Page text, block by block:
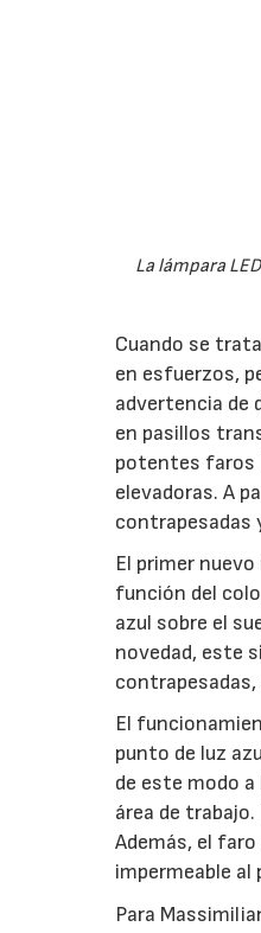
La lámpara
Cuando se
en esfuerzos,
advertencia de
en pasillos
potentes faros
elevadoras. A
contrapesadas
El primer
función del
azul sobre el
novedad, este
El
punto de luz
de este modo
área de
Además, el
impermeable al
Para